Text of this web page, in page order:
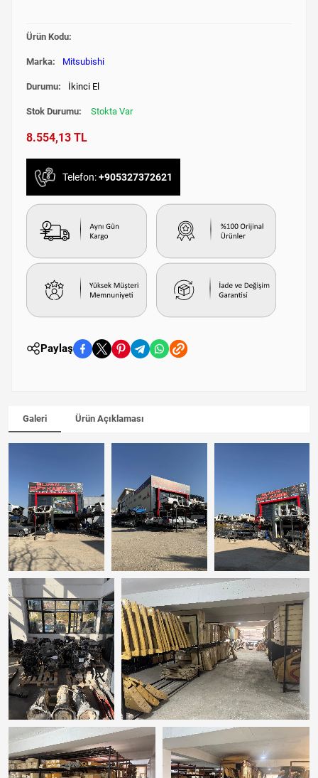
Ürün Kodu:
Marka: Mitsubishi
Durumu: İkinci El
Stok Durumu: Stokta Var
8.554,13 TL
Telefon:+905327372621
Paylaş
Galeri Ürün Açıklaması